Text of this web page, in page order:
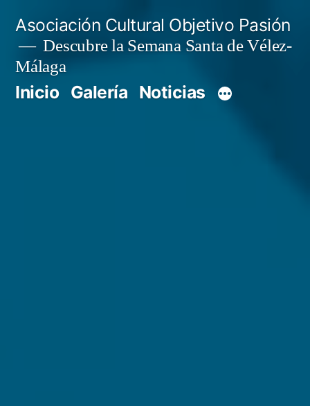
contenido
Asociación Cultural Objetivo Pasión
Descubre la Semana Santa de Vélez-
Málaga
Inicio Galería Noticias